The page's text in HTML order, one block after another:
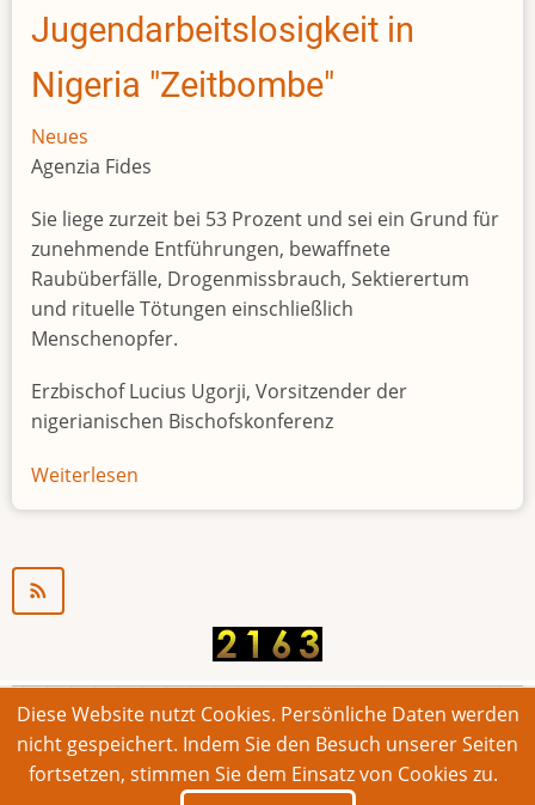
Jugendarbeitslosigkeit in
Nigeria "Zeitbombe"
Neues
Agenzia Fides
Sie liege zurzeit bei 53 Prozent und sei ein Grund für
zunehmende Entführungen, bewaffnete
Raubüberfälle, Drogenmissbrauch, Sektierertum
und rituelle Tötungen einschließlich
Menschenopfer.
Erzbischof Lucius Ugorji, Vorsitzender der
nigerianischen Bischofskonferenz
Weiterlesen
Jugendarbeitslosigkeit
© 2026 Bonner Aufruf. Alle Rechte vorbehalten.
Footer
Impressum Kontakt Intern
Diese Website nutzt Cookies. Persönliche Daten werden
nicht gespeichert. Indem Sie den Besuch unserer Seiten
fortsetzen, stimmen Sie dem Einsatz von Cookies zu.